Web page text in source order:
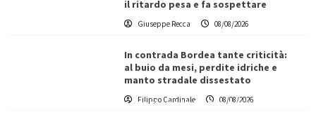
il ritardo pesa e fa sospettare
Giuseppe Recca 08/08/2026
In contrada Bordea tante criticità:
al buio da mesi, perdite idriche e
manto stradale dissestato
Filippo Cardinale 08/08/2026
L’ingegnere saccense Buscarnera partner chiave
di un progetto transnazionale per la transizione